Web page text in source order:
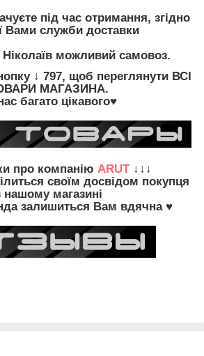
під час отримання, згідно
Вами служби доставки
можливий самовоз.
↓ 797, щоб переглянути ВСІ
МАГАЗИНА.
багато цікавого♥
про компанію ARUT↓↓↓
своїм досвідом покупця
нашому магазині
залишиться Вам вдячна ♥